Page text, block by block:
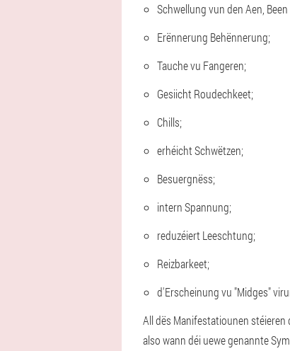
Schwellung vun den Aen,
Erënnerung Behënnerung;
Tauche vu Fangeren;
Gesiicht Roudechkeet;
Chills;
erhéicht Schwëtzen;
Besuergnëss;
intern Spannung;
reduzéiert Leeschtung;
Reizbarkeet;
d'Erscheinung vu "Midges"
All dës Manifestatiounen stéieren
also wann déi uewe genannte